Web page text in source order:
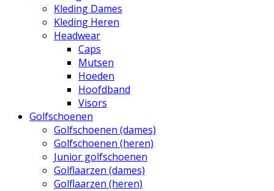
Kleding Dames
Kleding Heren
Headwear
Caps
Mutsen
Hoeden
Hoofdband
Visors
Golfschoenen
Golfschoenen (dames)
Golfschoenen (heren)
Junior golfschoenen
Golflaarzen (dames)
Golflaarzen (heren)